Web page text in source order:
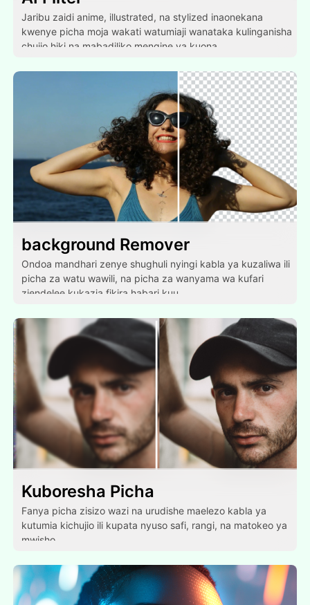
Jaribu zaidi anime, illustrated, na stylized inaonekana
kwenye picha moja wakati watumiaji wanataka kulinganisha
chujio hiki na mabadiliko mengine ya kuona.
background Remover
Ondoa mandhari zenye shughuli nyingi kabla ya kuzaliwa ili
picha za watu wawili, na picha za wanyama wa kufari
ziendelee kukazia fikira habari kuu.
Kuboresha Picha
Fanya picha zisizo wazi na urudishe maelezo kabla ya
kutumia kichujio ili kupata nyuso safi, rangi, na matokeo ya
mwisho.